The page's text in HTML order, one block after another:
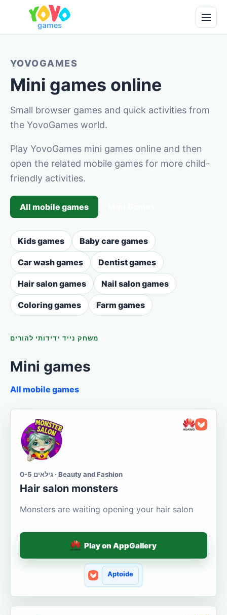
YOVOGAMES
Mini games online
Small browser games and quick activities from
the YovoGames world.
Play YovoGames mini games online and then
open the related mobile games for more child-
friendly activities.
All mobile games
Kids games Baby care games
Car wash games Dentist games
Hair salon games Nail salon games
Coloring games Farm games
משחק נייד ידידותי להורים
Mini games
All mobile games
גילאים 0-5 · Beauty and Fashion
Hair salon monsters
Monsters are waiting opening your hair salon
Play on AppGallery
Aptoide